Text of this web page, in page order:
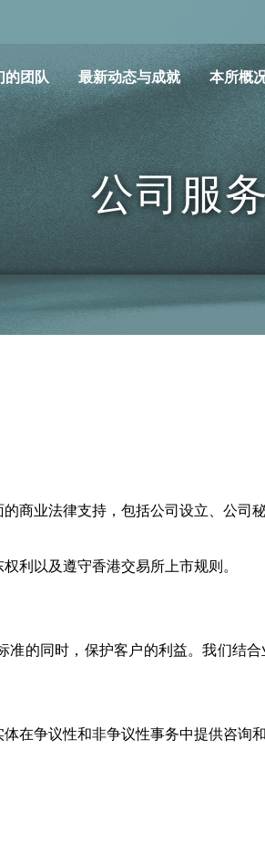
的团队 最新动态与成就 本所概
公司服
商业法律支持，包括公司设立、公司
利以及遵守香港交易所上市规则。
的同时，保护客户的利益。我们结
在争议性和非争议性事务中提供咨询